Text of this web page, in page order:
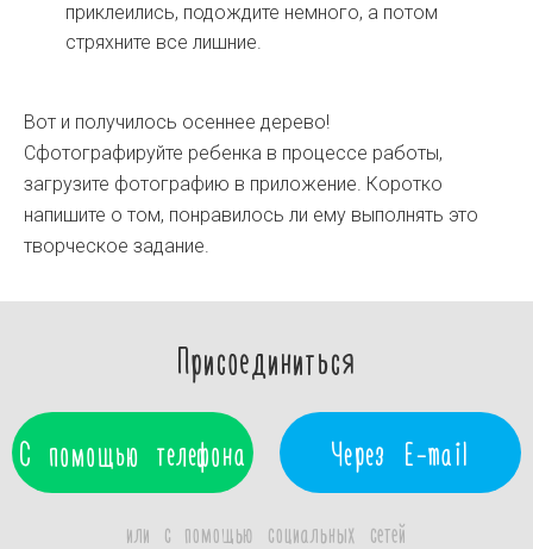
приклеились, подождите немного, а потом
стряхните все лишние.
Вот и получилось осеннее дерево!
Сфотографируйте ребенка в процессе работы,
загрузите фотографию в приложение. Коротко
напишите о том, понравилось ли ему выполнять это
творческое задание.
Присоединиться
С помощью телефона Через E-mail
или с помощью социальных сетей